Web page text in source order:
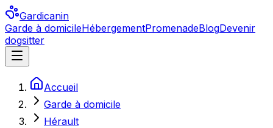
Gardicanin
Garde à domicileHébergementPromenadeBlogDevenir
dogsitter
Accueil
Garde à domicile
Hérault